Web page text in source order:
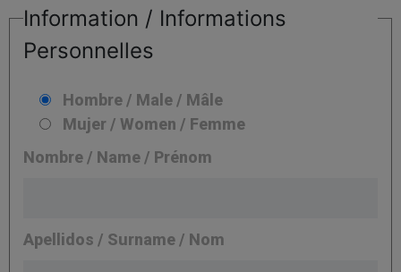
Information / Informations
Personnelles
Hombre / Male / Mâle
Mujer / Women / Femme
Nombre / Name / Prénom
Apellidos / Surname / Nom